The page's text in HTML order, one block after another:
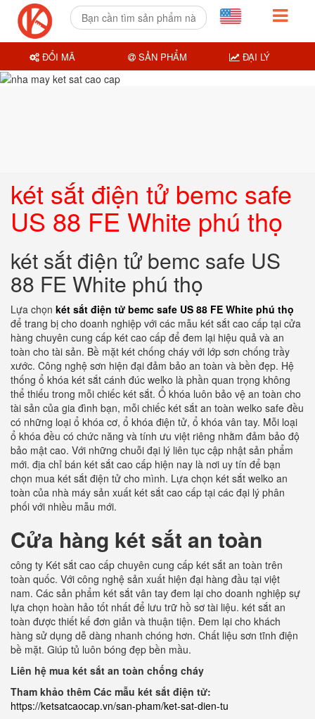
két sắt điện tử bemc safe
US 88 FE White phú thọ
két sắt điện tử bemc safe US
88 FE White phú thọ
Lựa chọn két sắt điện tử bemc safe US 88 FE White phú thọ
để trang bị cho doanh nghiệp với các mẫu két sắt cao cấp tại cửa
hàng chuyên cung cấp két cao cấp để đem lại hiệu quả và an
toàn cho tài sản. Bề mặt két chống cháy với lớp sơn chống trầy
xước. Công nghệ sơn hiện đại đảm bảo an toàn và bền đẹp. Hệ
thống ổ khóa két sắt cánh đúc welko là phần quan trọng không
thể thiếu trong mỗi chiếc két sắt. Ổ khóa luôn bảo vệ an toàn cho
tài sản của gia đình bạn, mỗi chiếc két sắt an toàn welko safe đều
có những loại ổ khóa cơ, ổ khóa điện tử, ổ khóa vân tay. Mỗi loại
ổ khóa đều có chức năng và tính ưu việt riêng nhằm đảm bảo độ
bảo mật cao. Với những chuỗi đại lý liên tục cập nhật sản phẩm
mới. địa chỉ bán két sắt cao cấp hiện nay là nơi uy tín để bạn
chọn mua két sắt điện tử cho mình. Lựa chọn két sắt welko an
toàn của nhà máy sản xuất két sắt cao cấp tại các đại lý phân
phối với nhiều mẫu mới.
Cửa hàng két sắt an toàn
công ty Két sắt cao cấp chuyên cung cấp két sắt an toàn trên
toàn quốc. Với công nghệ sản xuất hiện đại hàng đầu tại việt
nam. Các sản phẩm két sắt vân tay đem lại cho doanh nghiệp sự
lựa chọn hoàn hảo tốt nhất để lưu trữ hồ sơ tài liệu. két sắt an
toàn được thiết kế đơn giản và thuận tiện. Đem lại cho khách
hàng sử dụng dễ dàng nhanh chóng hơn. Chất liệu sơn tĩnh điện
bề mặt. Giúp tủ luôn bóng đẹp bền mầu.
Liên hệ mua két sắt an toàn chống cháy
Tham khảo thêm Các mẫu két sắt điện tử:
https://ketsatcaocap.vn/san-pham/ket-sat-dien-tu
ĐỔI MÃ SẢN PHẨM ĐẠI LÝ